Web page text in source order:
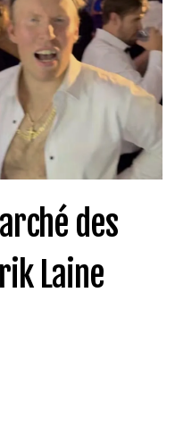
des
Laine